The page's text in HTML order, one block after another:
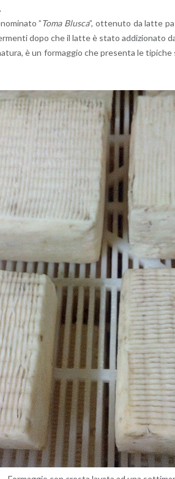
”Toma Blu­sca”, ot­te­nu­to da latte
dopo che il latte è stato ad­di­zio­na­to
è un for­mag­gio che pre­sen­ta le